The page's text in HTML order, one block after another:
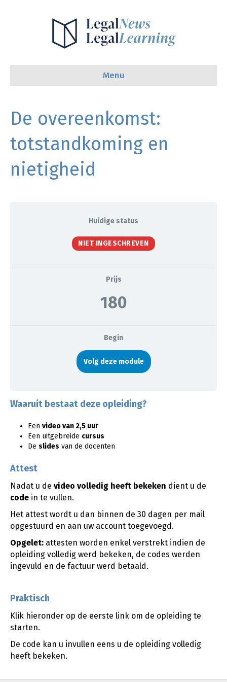
Menu
De overeenkomst:
totstandkoming en
nietigheid
Huidige status
NIET INGESCHREVEN
Prijs
180
Begin
Volg deze module
Waaruit bestaat deze opleiding?
Een video van 2,5 uur
Een uitgebreide cursus
De slides van de docenten
Attest
Nadat u de video volledig heeft bekeken dient u de
code in te vullen.
Het attest wordt u dan binnen de 30 dagen per mail
opgestuurd en aan uw account toegevoegd.
Opgelet: attesten worden enkel verstrekt indien de
opleiding volledig werd bekeken, de codes werden
ingevuld en de factuur werd betaald.
Praktisch
Klik hieronder op de eerste link om de opleiding te
starten.
De code kan u invullen eens u de opleiding volledig
heeft bekeken.